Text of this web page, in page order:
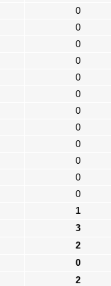
0
0
0
0
0
0
0
0
0
0
0
0
1
3
2
0
2